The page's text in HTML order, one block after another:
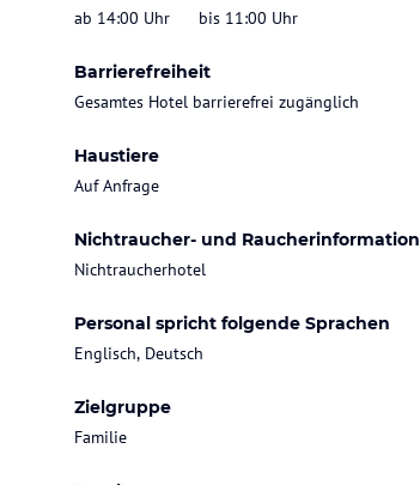
ab 14:00 Uhr
bis 11:00 Uhr
Barrierefreiheit
Gesamtes Hotel barrierefrei zugänglich
Haustiere
Auf Anfrage
Nichtraucher- und Raucherinformation
Nichtraucherhotel
Personal spricht folgende Sprachen
Englisch, Deutsch
Zielgruppe
Familie